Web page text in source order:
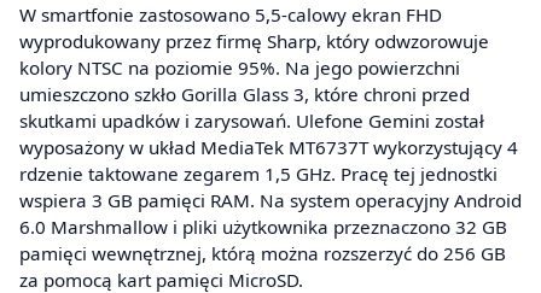
W smartfonie zastosowano 5,5-calowy ekran FHD
wyprodukowany przez firmę Sharp, który odwzorowuje
kolory NTSC na poziomie 95%. Na jego powierzchni
umieszczono szkło Gorilla Glass 3, które chroni przed
skutkami upadków i zarysowań. Ulefone Gemini został
wyposażony w układ MediaTek MT6737T wykorzystujący 4
rdzenie taktowane zegarem 1,5 GHz. Pracę tej jednostki
wspiera 3 GB pamięci RAM. Na system operacyjny Android
6.0 Marshmallow i pliki użytkownika przeznaczono 32 GB
pamięci wewnętrznej, którą można rozszerzyć do 256 GB
za pomocą kart pamięci MicroSD.